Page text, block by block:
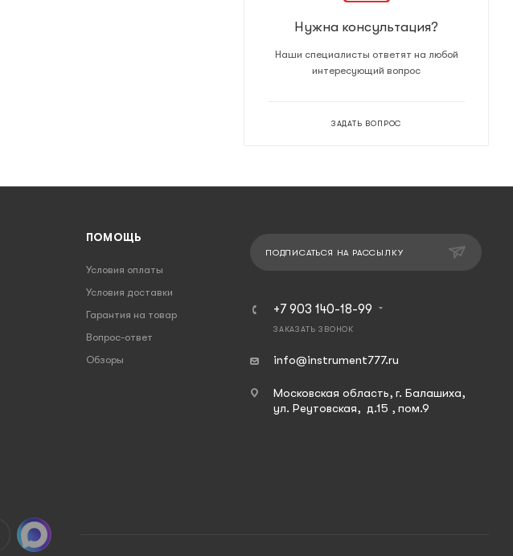
Нужна консультация?
Наши специалисты ответят на любой
интересующий вопрос
ЗАДАТЬ ВОПРОС
ПОМОЩЬ
Условия оплаты
Условия доставки
Гарантия на товар
Вопрос-ответ
Обзоры
ПОДПИСАТЬСЯ НА РАССЫЛКУ
+7 903 140-18-99
ЗАКАЗАТЬ ЗВОНОК
info@instrument777.ru
Московская область, г. Балашиха,
ул. Реутовская, д.15 , пом.9